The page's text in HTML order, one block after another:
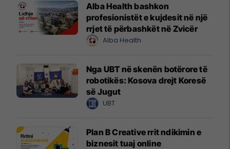
Alba Health bashkon
profesionistët e kujdesit në një
rrjet të përbashkët në Zvicër
Alba Health
Nga UBT në skenën botërore të
robotikës: Kosova drejt Koresë
së Jugut
UBT
Plan B Creative rrit ndikimin e
biznesit tuaj online